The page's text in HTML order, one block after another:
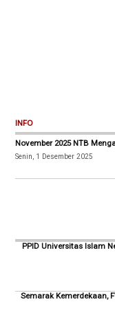
INFO
November 2025 NTB
Senin, 1 Desember 2025
PPID Universitas Islam
Semarak Kemerdekaan,